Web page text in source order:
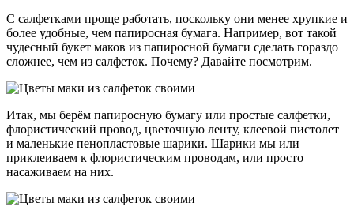
С салфетками проще работать, поскольку они менее хрупкие и
более удобные, чем папиросная бумага. Например, вот такой
чудесный букет маков из папиросной бумаги сделать гораздо
сложнее, чем из салфеток. Почему? Давайте посмотрим.
Итак, мы берём папиросную бумагу или простые салфетки,
флористический провод, цветочную ленту, клеевой пистолет
и маленькие пенопластовые шарики. Шарики мы или
приклеиваем к флористическим проводам, или просто
насаживаем на них.